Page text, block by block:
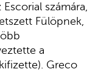
számára,
Fülöpnek,
a
Greco